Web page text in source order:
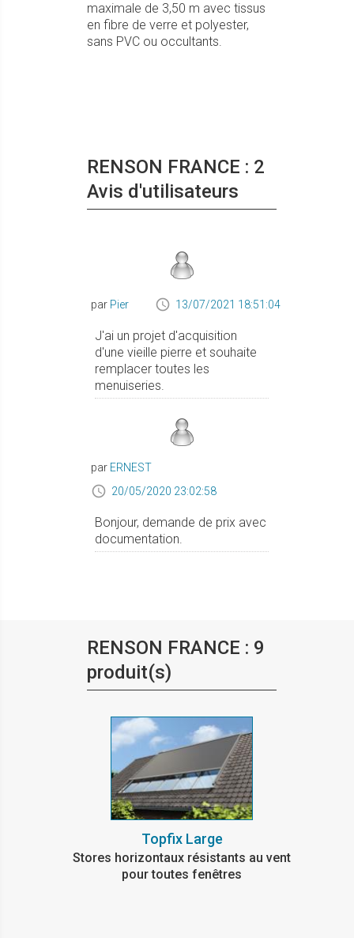
maximale de 3,50 m avec tissus
en fibre de verre et polyester,
sans PVC ou occultants.
RENSON FRANCE : 2
Avis d'utilisateurs
par Pier 13/07/2021 18:51:04
J'ai un projet d'acquisition
d'une vieille pierre et souhaite
remplacer toutes les
menuiseries.
par ERNEST
20/05/2020 23:02:58
Bonjour, demande de prix avec
documentation.
RENSON FRANCE : 9
produit(s)
Topfix Large
Stores horizontaux résistants au vent
pour toutes fenêtres